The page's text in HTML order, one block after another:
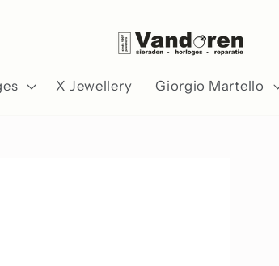
X Jewellery Giorgio Martello